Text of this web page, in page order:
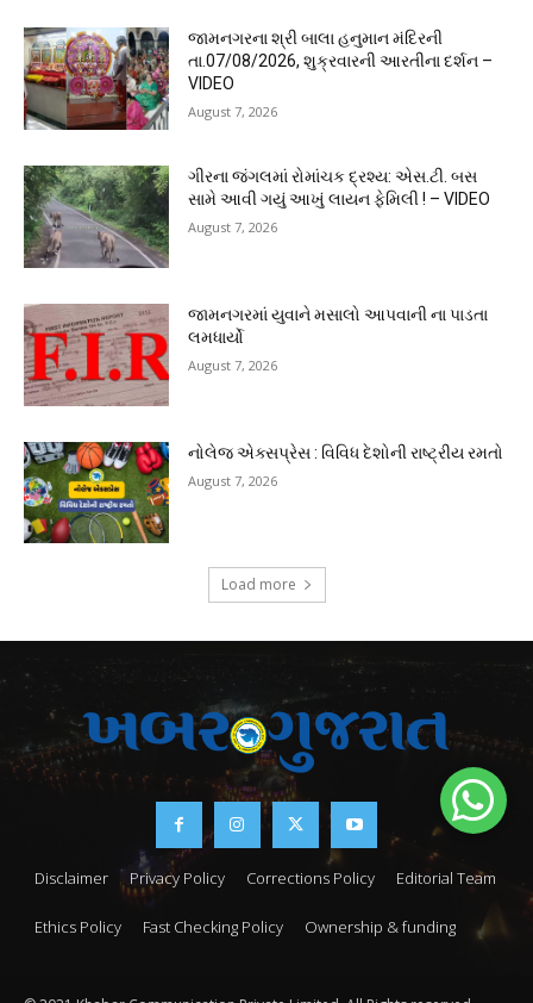
જામનગરના શ્રી બાલા હનુમાન મંદિરની
તા.07/08/2026, શુક્રવારની આરતીના દર્શન –
VIDEO
August 7, 2026
ગીરના જંગલમાં રોમાંચક દ્રશ્ય: એસ.ટી. બસ
સામે આવી ગયું આખું લાયન ફેમિલી ! – VIDEO
August 7, 2026
જામનગરમાં યુવાને મસાલો આપવાની ના પાડતા
લમધાર્યો
August 7, 2026
નોલેજ એક્સપ્રેસ : વિવિધ દેશોની રાષ્ટ્રીય રમતો
August 7, 2026
Load more
Disclaimer Privacy Policy Corrections Policy Editorial Team
Ethics Policy Fast Checking Policy Ownership & funding